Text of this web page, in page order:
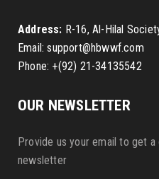
Address: R-16, Al-Hilal
Email: support@hbwwf.com
Phone: +(92) 21-34135542
OUR NEWSLETTER
Provide us your email to get
newsletter